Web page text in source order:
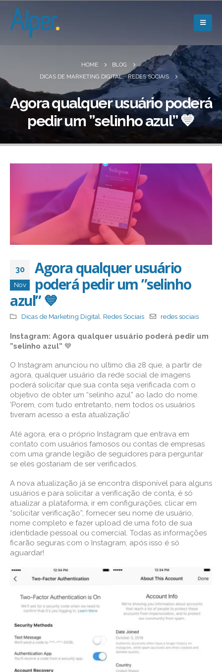
HOME
BLOG
DICAS DE MARKETING DIGITAL, REDES SOCIAIS
Agora qualquer usuário poderá
pedir um ”selinho azul” 💙
30
Nov
Agora qualquer usuário
poderá pedir um ”selinho
azul” 💙
Dicas de Marketing Digital Redes Sociais redes sociais
Instagram: Agora qualquer usuário poderá pedir um
”selinho azul” 💙
O Instagram anunciou no ultimo dia 28 que, a partir de
agora, qualquer usuário da rede social de imagens
poderá solicitar que sua conta seja verificada com o
objetivo de obter um “selinho azul” ao lado do nome.
‘Porem, com tudo entretanto, nem todos os usuários
tiveram acesso a esta atualização’
Até agora, era o próprio Instagram que entrava em
contato com usuários famosos ou contas de empresas
com uma grande legião de seguidores para perguntar
se eles gostariam de ser verificados.
A nova atualização já se encontra disponível para alguns
usuários e para solicitar a verificação de conta, é só
atualizar a plataforma, ir em configurações, clicar em
“solicitar verificação”, fornecer seu nome de usuário,
nome completo e fazer upload de uma foto de sua
identidade pessoal ou comercial. Todas as informações
ficarão seguras com o Instagram, após isso é só
aguardar!